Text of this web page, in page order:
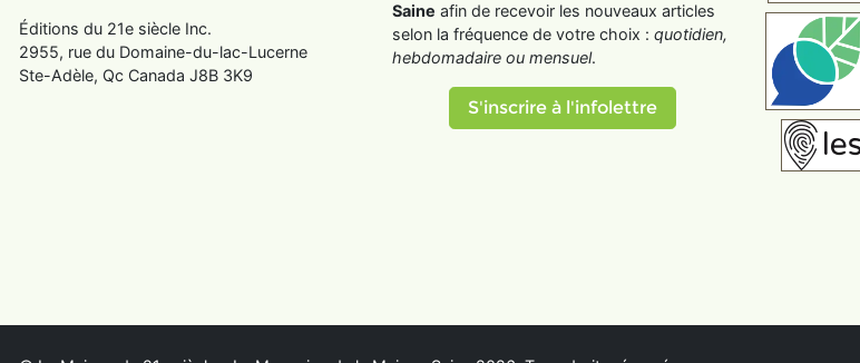
Éditions du 21e siècle Inc.
2955, rue du Domaine-du-lac-Lucerne
Ste-Adèle, Qc Canada J8B 3K9
Saine afin de recevoir les nouveaux articles
selon la fréquence de votre choix : quotidien,
hebdomadaire ou mensuel.
S'inscrire à l'infolettre